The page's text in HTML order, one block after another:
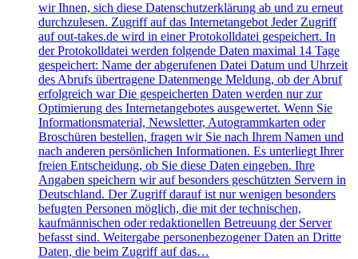
wir Ihnen, sich diese Datenschutzerklärung ab und zu erneut
durchzulesen. Zugriff auf das Internetangebot Jeder Zugriff
auf out-takes.de wird in einer Protokolldatei gespeichert. In
der Protokolldatei werden folgende Daten maximal 14 Tage
gespeichert: Name der abgerufenen Datei Datum und Uhrzeit
des Abrufs übertragene Datenmenge Meldung, ob der Abruf
erfolgreich war Die gespeicherten Daten werden nur zur
Optimierung des Internetangebotes ausgewertet. Wenn Sie
Informationsmaterial, Newsletter, Autogrammkarten oder
Broschüren bestellen, fragen wir Sie nach Ihrem Namen und
nach anderen persönlichen Informationen. Es unterliegt Ihrer
freien Entscheidung, ob Sie diese Daten eingeben. Ihre
Angaben speichern wir auf besonders geschützten Servern in
Deutschland. Der Zugriff darauf ist nur wenigen besonders
befugten Personen möglich, die mit der technischen,
kaufmännischen oder redaktionellen Betreuung der Server
befasst sind. Weitergabe personenbezogener Daten an Dritte
Daten, die beim Zugriff auf das…